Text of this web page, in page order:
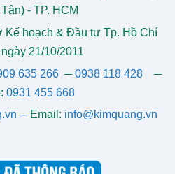
- TP. HCM
Kế hoạch & Đầu tư Tp. Hồ Chí
21/10/2011
635 266─0938 118 428─
0931 455 668
─ Email: info@kimquang.vn